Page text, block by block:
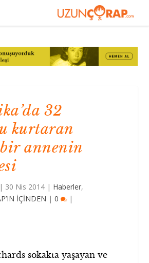
32
kurtaran
annenin
| 30 Nis 2014 | Haberler,
İÇİNDEN |0 |
sokakta yaşayan ve